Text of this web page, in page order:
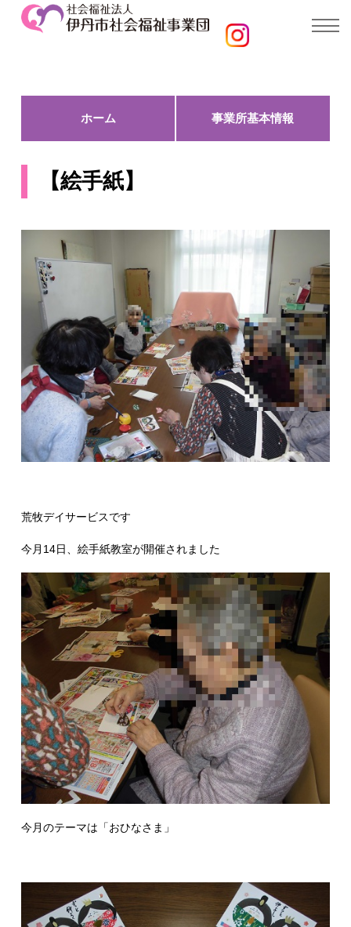
ホーム 事業所基本情報
【絵手紙】
荒牧デイサービスです
今月14日、絵手紙教室が開催されました
今月のテーマは「おひなさま」